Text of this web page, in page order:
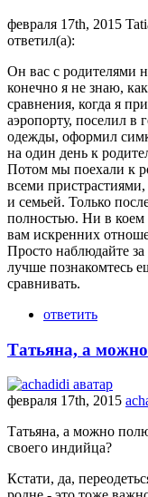
февраля 17th, 2015
ответил(а):
Он вас с родителями
конечно я не знаю,
сравнения, когда я
аэропорту, поселил в
одежды, оформил
на один день к
Потом мы поехали к
всеми
и семьей. Только
полностью. Ни в коем
вам искренних
Просто наблюдайте за
лучше познакомтесь
сравнивать.
ответить
Татьяна, а можно
февраля 17th, 2015
Татьяна, а можно
своего индийца?
Кстати, да,